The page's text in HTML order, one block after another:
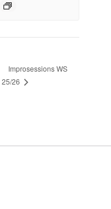
Improsessions WS
25/26